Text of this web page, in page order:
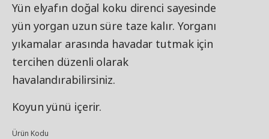
Yün elyafın doğal koku direnci sayesinde
yün yorgan uzun süre taze kalır. Yorganı
yıkamalar arasında havadar tutmak için
tercihen düzenli olarak
havalandırabilirsiniz.
Koyun yünü içerir.
Ürün Kodu